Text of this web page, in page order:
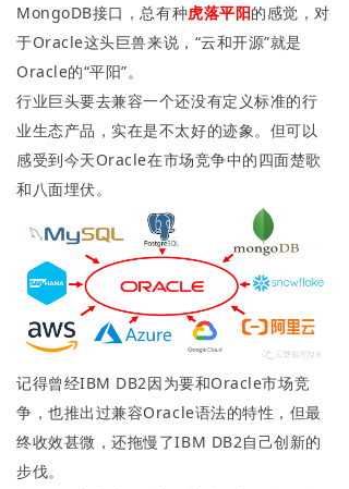
MongoDB接口，总有种虎落平阳的感觉，对
于Oracle这头巨兽来说，“云和开源”就是
Oracle的“平阳”。
行业巨头要去兼容一个还没有定义标准的行
业生态产品，实在是不太好的迹象。但可以
感受到今天Oracle在市场竞争中的四面楚歌
和八面埋伏。
记得曾经IBM DB2因为要和Oracle市场竞
争，也推出过兼容Oracle语法的特性，但最
终收效甚微，还拖慢了IBM DB2自己创新的
步伐。